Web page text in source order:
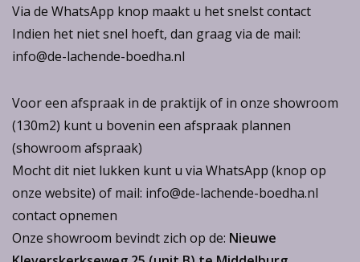
Via de WhatsApp knop maakt u het snelst contact
Indien het niet snel hoeft, dan graag via de mail:
info@de-lachende-boedha.nl
Voor een afspraak in de praktijk of in onze showroom
(130m2) kunt u bovenin een afspraak plannen
(showroom afspraak)
Mocht dit niet lukken kunt u via WhatsApp (knop op
onze website) of mail: info@de-lachende-boedha.nl
contact opnemen
Onze showroom bevindt zich op de: Nieuwe